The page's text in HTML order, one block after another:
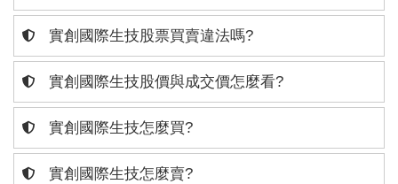
實創國際生技股票買賣違法嗎?
實創國際生技股價與成交價怎麼看?
實創國際生技怎麼買?
實創國際生技怎麼賣?